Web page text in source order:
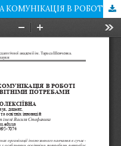
АЛЬТЕРНАТИВНА ДОДАТКОВА КОМУНІКАЦІЯ В РОБОТІ З ДІТЬМИ З ОСОБЛИВИМИ ОСВІТНІМИ ПОТРЕБАМИ